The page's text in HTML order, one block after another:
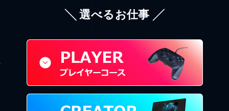
╲ 選べるお仕事 ╱